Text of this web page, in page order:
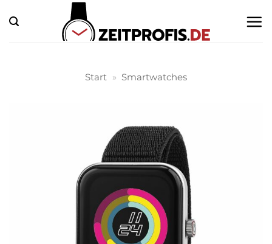
Inhalt
springen
Start » Smartwatches